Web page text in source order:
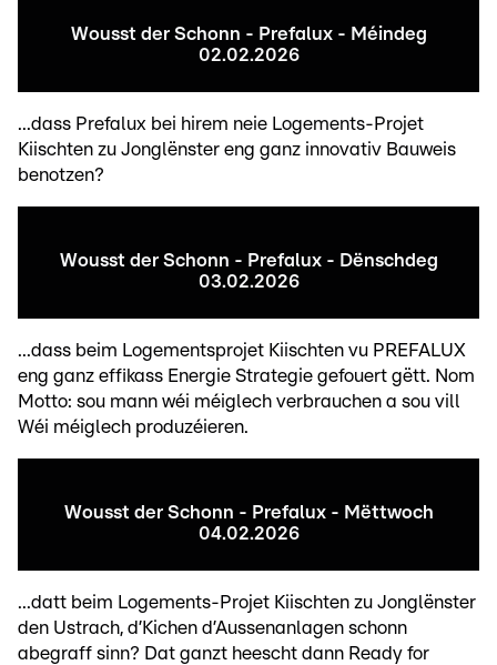
Wousst der Schonn - Prefalux - Méindeg
02.02.2026
...dass Prefalux bei hirem neie Logements-Projet
Kiischten zu Jonglënster eng ganz innovativ Bauweis
benotzen?
Wousst der Schonn - Prefalux - Dënschdeg
03.02.2026
...dass beim Logementsprojet Kiischten vu PREFALUX
eng ganz effikass Energie Strategie gefouert gëtt. Nom
Motto: sou mann wéi méiglech verbrauchen a sou vill
Wéi méiglech produzéieren.
Wousst der Schonn - Prefalux - Mëttwoch
04.02.2026
...datt beim Logements-Projet Kiischten zu Jonglënster
den Ustrach, d’Kichen d’Aussenanlagen schonn
abegraff sinn? Dat ganzt heescht dann Ready for